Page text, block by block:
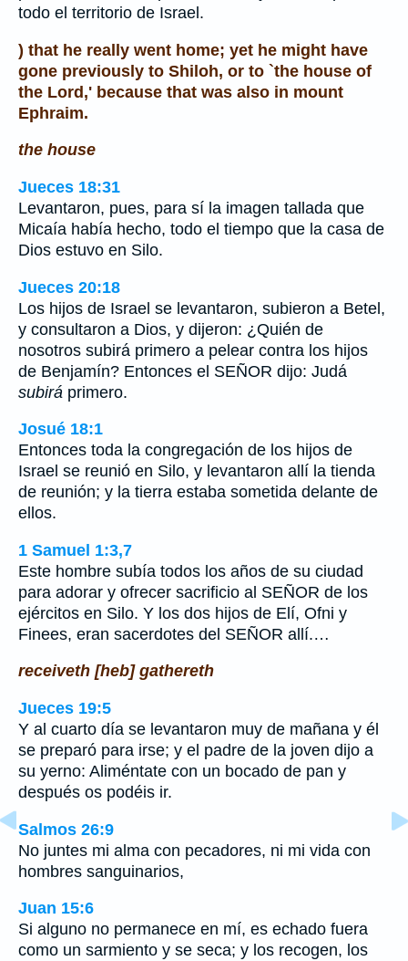
todo el territorio de Israel.
) that he really went home; yet he might have
gone previously to Shiloh, or to `the house of
the Lord,' because that was also in mount
Ephraim.
the house
Jueces 18:31
Levantaron, pues, para sí la imagen tallada que
Micaía había hecho, todo el tiempo que la casa de
Dios estuvo en Silo.
Jueces 20:18
Los hijos de Israel se levantaron, subieron a Betel,
y consultaron a Dios, y dijeron: ¿Quién de
nosotros subirá primero a pelear contra los hijos
de Benjamín? Entonces el SEÑOR dijo: Judá
subirá primero.
Josué 18:1
Entonces toda la congregación de los hijos de
Israel se reunió en Silo, y levantaron allí la tienda
de reunión; y la tierra estaba sometida delante de
ellos.
1 Samuel 1:3,7
Este hombre subía todos los años de su ciudad
para adorar y ofrecer sacrificio al SEÑOR de los
ejércitos en Silo. Y los dos hijos de Elí, Ofni y
Finees, eran sacerdotes del SEÑOR allí.…
receiveth [heb] gathereth
Jueces 19:5
Y al cuarto día se levantaron muy de mañana y él
se preparó para irse; y el padre de la joven dijo a
su yerno: Aliméntate con un bocado de pan y
después os podéis ir.
Salmos 26:9
No juntes mi alma con pecadores, ni mi vida con
hombres sanguinarios,
Juan 15:6
Si alguno no permanece en mí, es echado fuera
como un sarmiento y se seca; y los recogen, los